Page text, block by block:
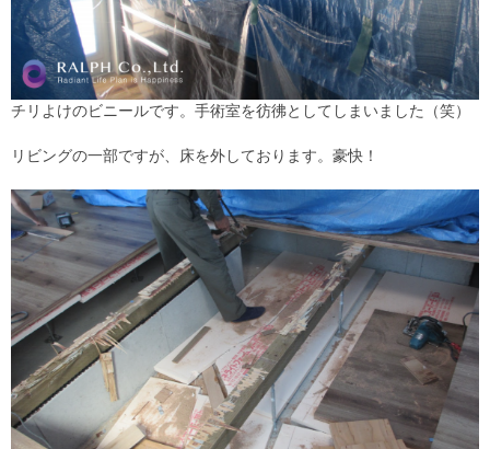
チリよけのビニールです。手術室を彷彿としてしまいました（笑）
リビングの一部ですが、床を外しております。豪快！